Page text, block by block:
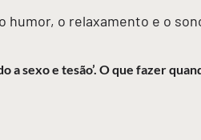
o relaxamento e o
a sexo e tesão’. O que fazer